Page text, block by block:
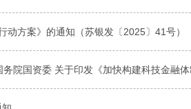
方案》的通知（苏银发〔2025〕41号）
院国资委 关于印发《加快构建科技金融